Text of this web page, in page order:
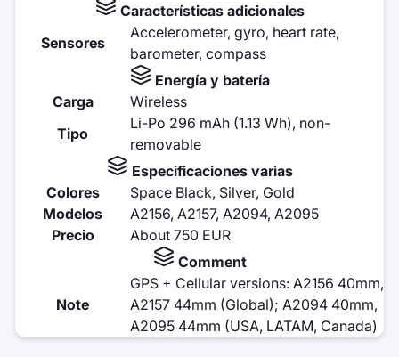
Características adicionales
Sensores
Accelerometer, gyro, heart rate,
barometer, compass
Energía y batería
Carga
Wireless
Tipo
Li-Po 296 mAh (1.13 Wh), non-
removable
Especificaciones varias
Colores
Space Black, Silver, Gold
Modelos
A2156, A2157, A2094, A2095
Precio
About 750 EUR
Comment
Note
GPS + Cellular versions: A2156 40mm,
A2157 44mm (Global); A2094 40mm,
A2095 44mm (USA, LATAM, Canada)